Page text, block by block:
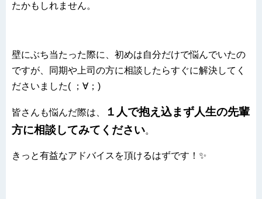
たかもしれません。
壁にぶち当たった際に、初めは自分だけで悩んでいたの
ですが、同期や上司の方に相談したらすぐに解決してく
ださいました( ；∀；)
皆さんも悩んだ際は、
１人で抱え込まず人生の先輩
方に相談してみてください。
きっと有益なアドバイスを頂けるはずです！✨